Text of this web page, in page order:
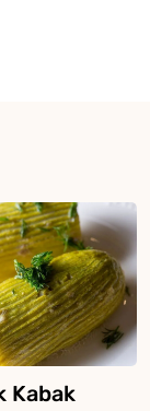
Kabak